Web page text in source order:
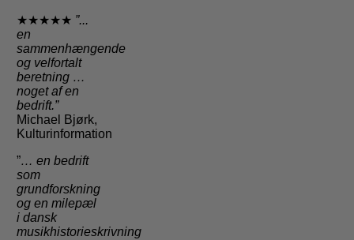
★★★★★ ”...
en
sammenhængende
og velfortalt
beretning …
noget af en
bedrift.”
Michael Bjørk,
Kulturinformation
”… en bedrift
som
grundforskning
og en milepæl
i dansk
musikhistorieskrivning